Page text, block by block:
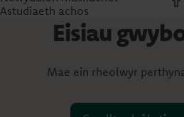
Astudiaeth achos
Eisiau
Mae ein rheolwyr